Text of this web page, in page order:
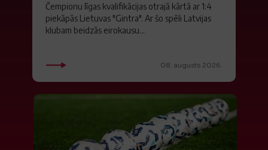
Čempionu līgas kvalifikācijas otrajā kārtā ar 1:4
piekāpās Lietuvas "Gintra". Ar šo spēli Latvijas
klubam beidzās eirokausu...
08. augusts 2026.